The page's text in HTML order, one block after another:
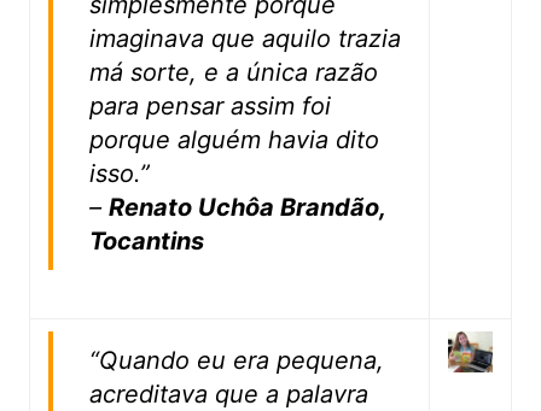
imaginava que aquilo trazia
má sorte, e a única razão
para pensar assim foi
porque alguém havia dito
isso.”
– Renato Uchôa Brandão,
Tocantins
“Quando eu era pequena,
acreditava que a palavra